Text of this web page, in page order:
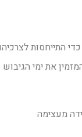
התייחסות
את ימי הגיבוש
מעצימה